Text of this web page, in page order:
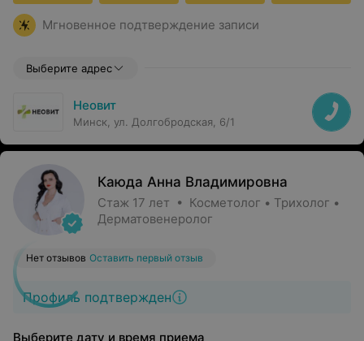
Мгновенное подтверждение записи
Выберите адрес
Неовит
Минск, ул. Долгобродская, 6/1
Каюда Анна Владимировна
Стаж 17 лет • Косметолог • Трихолог •
Дерматовенеролог
Профиль подтвержден
Нет отзывов Оставить первый отзыв
Выберите дату и время приема